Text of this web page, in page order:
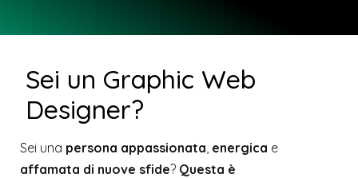
Sei un Graphic Web
Designer?
Sei una persona appassionata, energica e
affamata di nuove sfide? Questa è